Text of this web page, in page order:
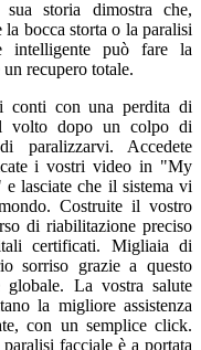
storia dimostra che,
bocca storta o la paralisi
intelligente può fare la
recupero totale.
conti con una perdita di
volto dopo un colpo di
paralizzarvi. Accedete
i vostri video in "My
lasciate che il sistema vi
Costruite il vostro
di riabilitazione preciso
certificati. Migliaia di
sorriso grazie a questo
globale. La vostra salute
la migliore assistenza
con un semplice click.
facciale è a portata